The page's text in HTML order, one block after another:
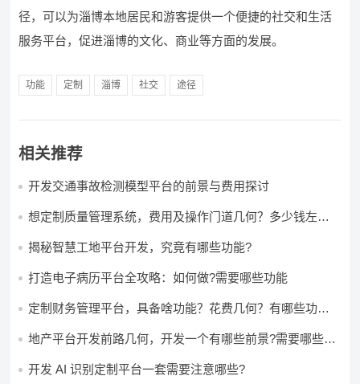
径，可以为淄博本地居民和游客提供一个便捷的社交和生活
服务平台，促进淄博的文化、商业等方面的发展。
功能 定制 淄博 社交 途径
相关推荐
开发交通事故检测模型平台的前景与费用探讨
想定制质量管理系统，费用及操作门道几何？多少钱左右
揭秘智慧工地平台开发，究竟有哪些功能?
打造电子病历平台全攻略：如何做?需要哪些功能
定制财务管理平台，具备啥功能？花费几何？有哪些功能?
地产平台开发前路几何，开发一个有哪些前景?需要哪些费
开发 AI 识别定制平台一套需要注意哪些?